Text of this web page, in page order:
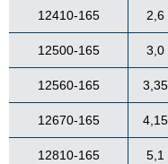
12410-165 2,6
12500-165 3,0
12560-165
12670-165
12810-165 5,1